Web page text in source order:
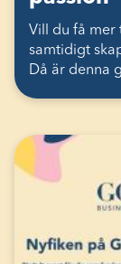
Vill du få
samtidigt
Då är denna